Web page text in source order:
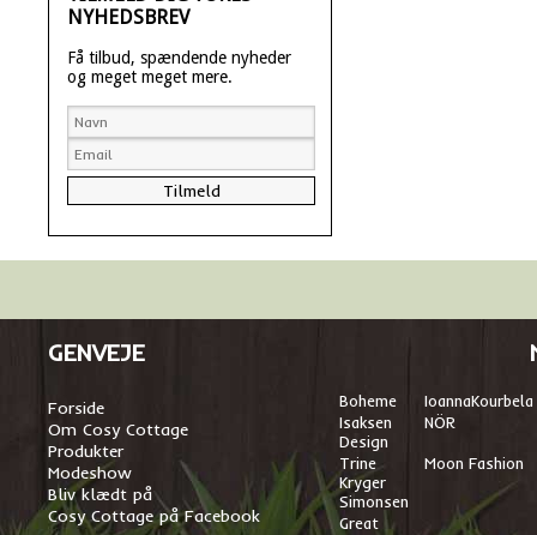
NYHEDSBREV
Få tilbud, spændende nyheder
og meget meget mere.
GENVEJE
Forside
Om Cosy Cottage
Produkter
Modeshow
Bliv klædt på
Cosy Cottage på Facebook
Boheme IoannaKourbela
Isaksen
Design
NÖR
Trine
Kryger
Simonsen
Moon Fashion
Great